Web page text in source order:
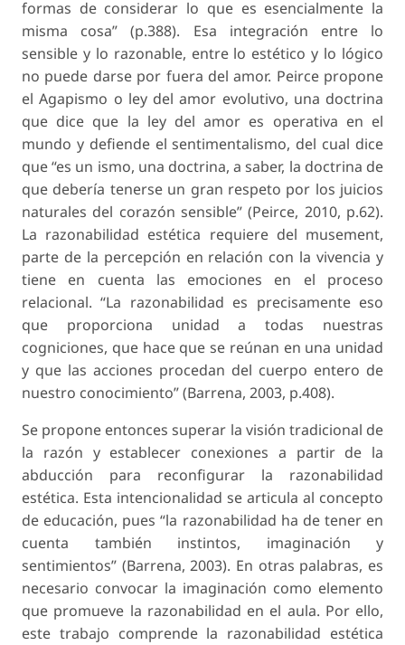
formas de considerar lo que es esencialmente la
misma cosa” (p.388). Esa integración entre lo
sensible y lo razonable, entre lo estético y lo lógico
no puede darse por fuera del amor. Peirce propone
el Agapismo o ley del amor evolutivo, una doctrina
que dice que la ley del amor es operativa en el
mundo y defiende el sentimentalismo, del cual dice
que “es un ismo, una doctrina, a saber, la doctrina de
que debería tenerse un gran respeto por los juicios
naturales del corazón sensible” (Peirce, 2010, p.62).
La razonabilidad estética requiere del musement,
parte de la percepción en relación con la vivencia y
tiene en cuenta las emociones en el proceso
relacional. “La razonabilidad es precisamente eso
que proporciona unidad a todas nuestras
cogniciones, que hace que se reúnan en una unidad
y que las acciones procedan del cuerpo entero de
nuestro conocimiento” (Barrena, 2003, p.408).
Se propone entonces superar la visión tradicional de
la razón y establecer conexiones a partir de la
abducción para reconfigurar la razonabilidad
estética. Esta intencionalidad se articula al concepto
de educación, pues “la razonabilidad ha de tener en
cuenta también instintos, imaginación y
sentimientos” (Barrena, 2003). En otras palabras, es
necesario convocar la imaginación como elemento
que promueve la razonabilidad en el aula. Por ello,
este trabajo comprende la razonabilidad estética